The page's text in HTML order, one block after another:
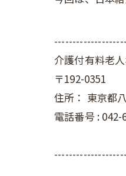
介護付有料老
〒192-0351
住所： 東京都
電話番号 : 042-